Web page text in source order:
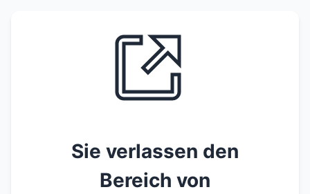
Sie verlassen den
Bereich von